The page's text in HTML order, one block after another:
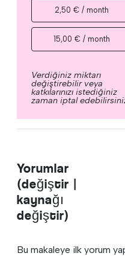
2,50 € / month
15,00 € / month
Verdiğiniz miktarı
değiştirebilir veya
katkılarınızı istediğiniz
zaman iptal
Yorumlar
(değiştir |
kaynağı
değiştir)
Bu makaleye ilk yorum